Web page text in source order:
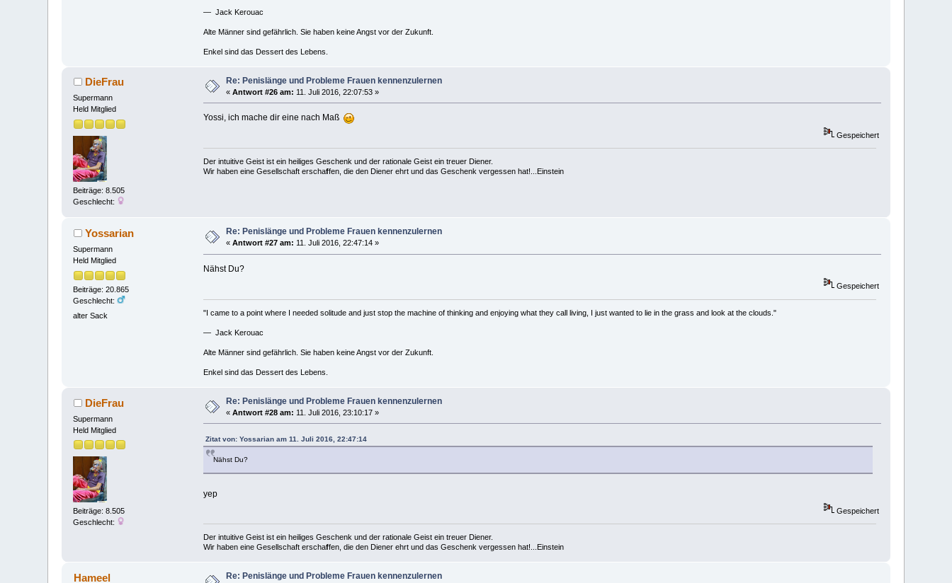
— Jack Kerouac
Alte Männer sind gefährlich. Sie haben keine Angst vor der Zukunft.
Enkel sind das Dessert des Lebens.
DieFrau
Supermann
Held Mitglied
Beiträge: 8.505
Geschlecht:
Re: Penislänge und Probleme Frauen kennenzulernen
«Antwort #26 am: 11. Juli 2016, 22:07:53 »
Yossi, ich mache dir eine nach Maß
Gespeichert
Der intuitive Geist ist ein heiliges Geschenk und der rationale Geist ein treuer Diener.
Wir haben eine Gesellschaft erschaffen, die den Diener ehrt und das Geschenk vergessen hat!...Einstein
Yossarian
Supermann
Held Mitglied
Beiträge: 20.865
Geschlecht:
alter Sack
Re: Penislänge und Probleme Frauen kennenzulernen
«Antwort #27 am: 11. Juli 2016, 22:47:14 »
Nähst Du?
Gespeichert
"I came to a point where I needed solitude and just stop the machine of thinking and enjoying what they call living, I just wanted to lie in the grass and look at the clouds."
— Jack Kerouac
Alte Männer sind gefährlich. Sie haben keine Angst vor der Zukunft.
Enkel sind das Dessert des Lebens.
DieFrau
Supermann
Held Mitglied
Beiträge: 8.505
Geschlecht:
Re: Penislänge und Probleme Frauen kennenzulernen
«Antwort #28 am: 11. Juli 2016, 23:10:17 »
Zitat von: Yossarian am 11. Juli 2016, 22:47:14
Nähst Du?
yep
Gespeichert
Der intuitive Geist ist ein heiliges Geschenk und der rationale Geist ein treuer Diener.
Wir haben eine Gesellschaft erschaffen, die den Diener ehrt und das Geschenk vergessen hat!...Einstein
Hameel Re: Penislänge und Probleme Frauen kennenzulernen